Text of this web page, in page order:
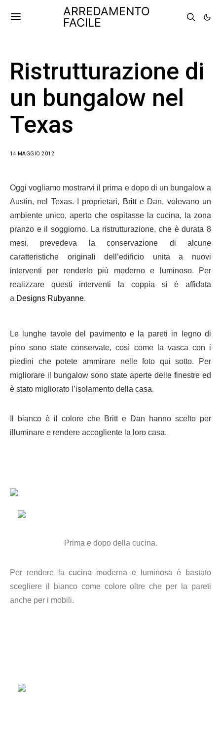
ARREDAMENTO
FACILE
Ristrutturazione di
un bungalow nel
Texas
14 MAGGIO 2012
Oggi vogliamo mostrarvi il prima e dopo di un bungalow a
Austin, nel Texas. I proprietari, Britte Dan, volevano un
ambiente unico, aperto che ospitasse la cucina, la zona
pranzo e il soggiorno. La ristrutturazione, che è durata 8
mesi, prevedeva la conservazione di alcune
caratteristiche originali dell’edificio unita a nuovi
interventi per renderlo più moderno e luminoso. Per
realizzare questi interventi la coppia si è affidata
a Designs Rubyanne.
Le lunghe tavole del pavimento e la pareti in legno di
pino sono state conservate, così come la vasca con i
piedini che potete ammirare nelle foto qui sotto. Per
migliorare il bungalow sono state aperte delle finestre ed
è stato migliorato l’isolamento della casa.
Il bianco è il colore che Britt e Dan hanno scelto per
illuminare e rendere accogliente la loro casa.
Prima e dopo della cucina.
Per rendere la cucina moderna e luminosa è bastato
scegliere il bianco come colore oltre che per la pareti
anche per i mobili.